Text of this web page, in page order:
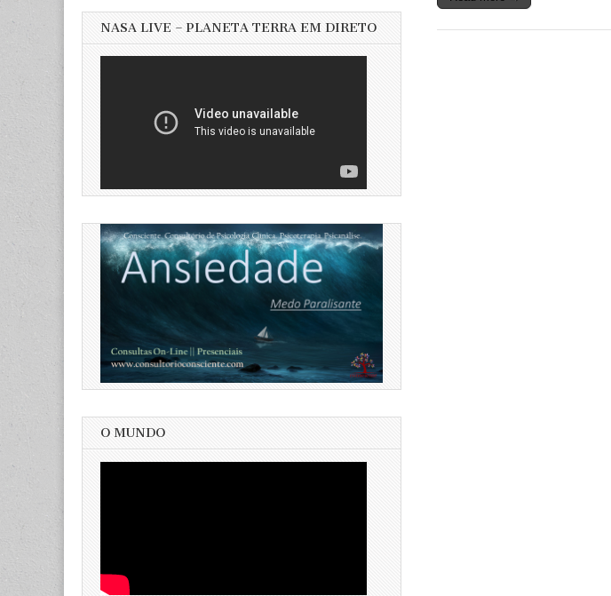
NASA LIVE – PLANETA TERRA EM DIRETO
O MUNDO